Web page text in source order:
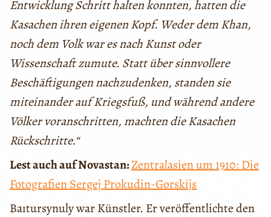
Entwicklung Schritt halten konnten, hatten die
Kasachen ihren eigenen Kopf. Weder dem Khan,
noch dem Volk war es nach Kunst oder
Wissenschaft zumute. Statt über sinnvollere
Beschäftigungen nachzudenken, standen sie
miteinander auf Kriegsfuß, und während andere
Völker voranschritten, machten die Kasachen
Rückschritte.“
Lest auch auf Novastan:Zentralasien um 1910: Die
Fotografien Sergej Prokudin-Gorskijs
Baıtursynuly war Künstler. Er veröffentlichte den